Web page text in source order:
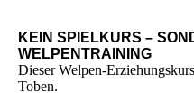
KEIN SPIELKURS –
WELPENTRAINING
Dieser Welpen-
Toben.